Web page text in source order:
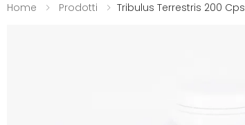
Home Prodotti Tribulus Terrestris 200 Cps